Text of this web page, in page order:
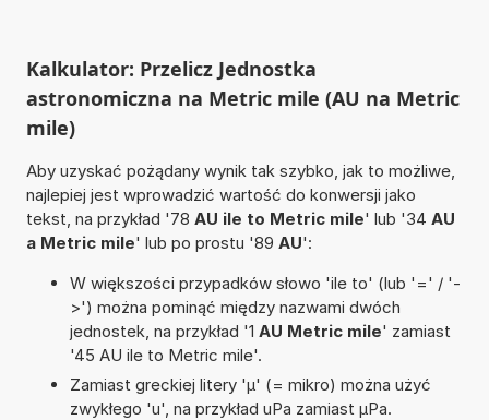
Kalkulator: Przelicz Jednostka
astronomiczna na Metric mile (AU na Metric
mile)
Aby uzyskać pożądany wynik tak szybko, jak to możliwe,
najlepiej jest wprowadzić wartość do konwersji jako
tekst, na przykład '78 AU ile to Metric mile' lub '34 AU
a Metric mile' lub po prostu '89 AU':
W większości przypadków słowo 'ile to' (lub '=' / '-
>') można pominąć między nazwami dwóch
jednostek, na przykład '1 AU Metric mile' zamiast
'45 AU ile to Metric mile'.
Zamiast greckiej litery 'µ' (= mikro) można użyć
zwykłego 'u', na przykład uPa zamiast µPa.